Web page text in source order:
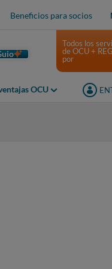
Beneficios para socios
OCU
Todos los
de OCU +
por